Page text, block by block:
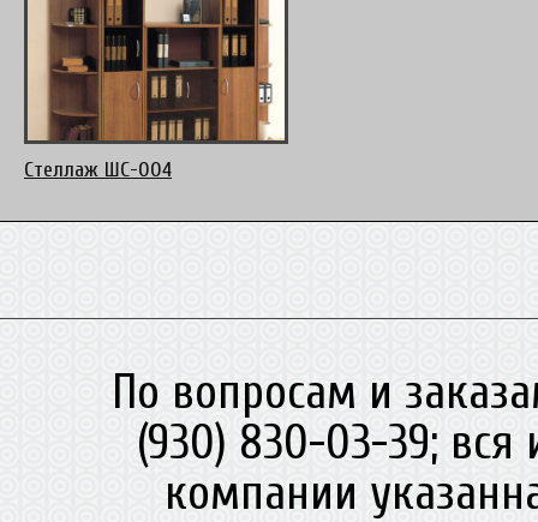
Стеллаж ШС-004
По вопросам и
(930) 830-03-39;
компании